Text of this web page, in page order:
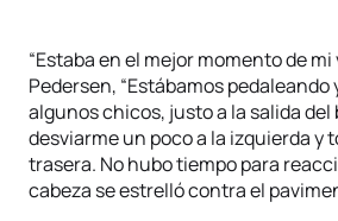
“Estaba en el mejor momento de
Pedersen, “Estábamos pedaleando
algunos chicos, justo a la salida del
desviarme un poco a la izquierda y
trasera. No hubo tiempo para
cabeza se estrelló contra el